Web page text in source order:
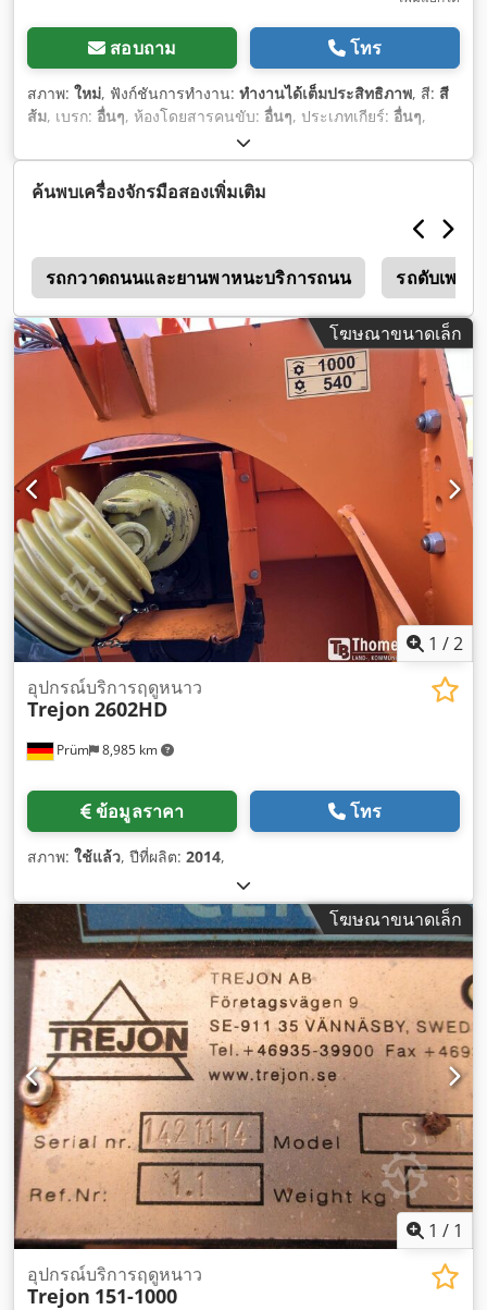
สอบถาม โทร
สภาพ: ใหม่, ฟังก์ชันการทำงาน: ทำงานได้เต็มประสิทธิภาพ, สี: สี
ส้ม, เบรก: อื่นๆ, ห้องโดยสารคนขับ: อื่นๆ, ประเภทเกียร์: อื่นๆ,
, ช่วงล่าง:
อุปกรณ์:ขับเคลื่อนทุกล้อ, เสียงรบกวนต่ำ, ไฟตัดหมอก,
ค้นพบเครื่องจักรมือสองเพิ่มเติม
รถกวาดถนนและยานพาหนะบริการถนน รถดับเพลิง
โฆษณาขนาดเล็ก
1 /2
Prüm 8,985 km
อุปกรณ์บริการฤดูหนาว
Trejon 2602HD
ข้อมูลราคา โทร
สภาพ: ใช้แล้ว, ปีที่ผลิต: 2014,
โฆษณาขนาดเล็ก
1 / 1
อุปกรณ์บริการฤดูหนาว
Trejon 151-1000